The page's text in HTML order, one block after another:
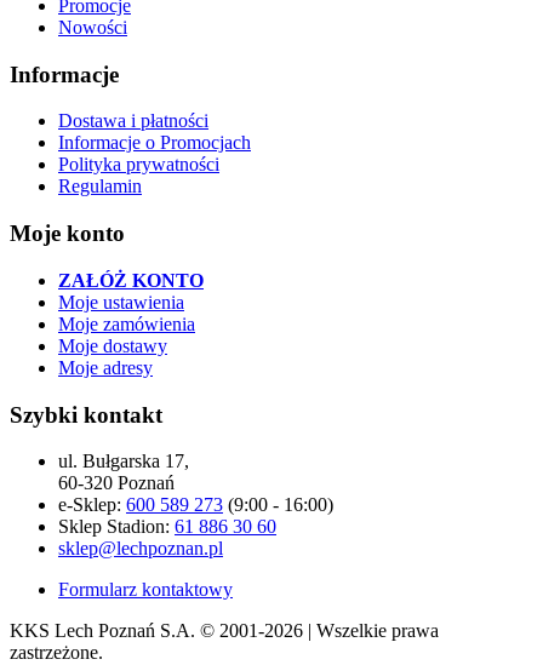
Promocje
Nowości
Informacje
Dostawa i płatności
Informacje o Promocjach
Polityka prywatności
Regulamin
Moje konto
ZAŁÓŻ KONTO
Moje ustawienia
Moje zamówienia
Moje dostawy
Moje adresy
Szybki kontakt
ul. Bułgarska 17,
60-320 Poznań
e-Sklep: 600 589 273 (9:00 - 16:00)
Sklep Stadion: 61 886 30 60
sklep@lechpoznan.pl
Formularz kontaktowy
KKS Lech Poznań S.A. © 2001-2026 | Wszelkie prawa
zastrzeżone.